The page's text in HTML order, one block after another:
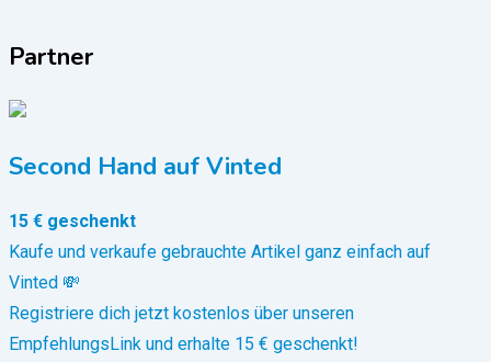
Partner
Second Hand auf Vinted
15 € geschenkt
Kaufe und verkaufe gebrauchte Artikel ganz einfach auf
Vinted 💸
Registriere dich jetzt kostenlos über unseren
EmpfehlungsLink und erhalte 15 € geschenkt!